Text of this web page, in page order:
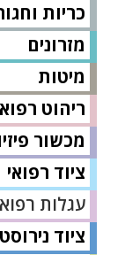
כריות
מזרונים
מיטות
ריהוט
מכשור
ציוד רפואי
עגלות
ציוד